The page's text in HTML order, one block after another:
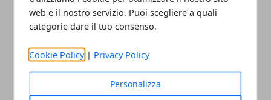
web e il nostro servizio. Puoi scegliere a quali
categorie dare il tuo consenso.
Cookie Policy | Privacy Policy
Personalizza
Ricche anticipazioni sul Tensor G3 di